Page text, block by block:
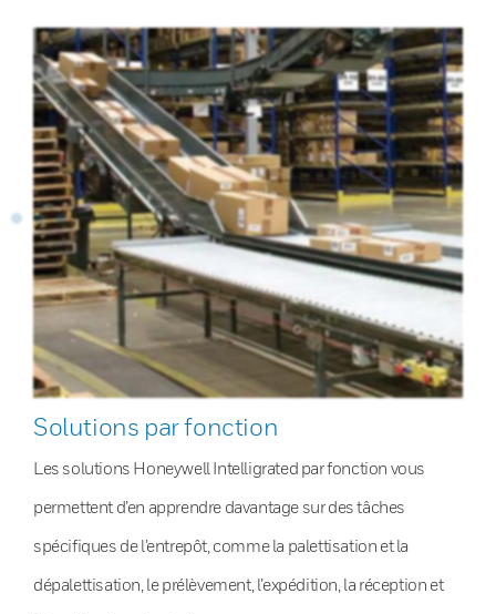
Solutions par fonction
Les solutions Honeywell Intelligrated par fonction vous
permettent d’en apprendre davantage sur des tâches
spécifiques de l’entrepôt, comme la palettisation et la
dépalettisation, le prélèvement, l’expédition, la réception et